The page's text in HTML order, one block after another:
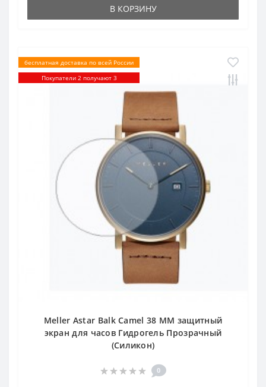
В КОРЗИНУ
бесплатная доставка по всей России
Покупатели 2 получают 3
Meller Astar Balk Camel 38 MM защитный
экран для часов Гидрогель Прозрачный
(Силикон)
0